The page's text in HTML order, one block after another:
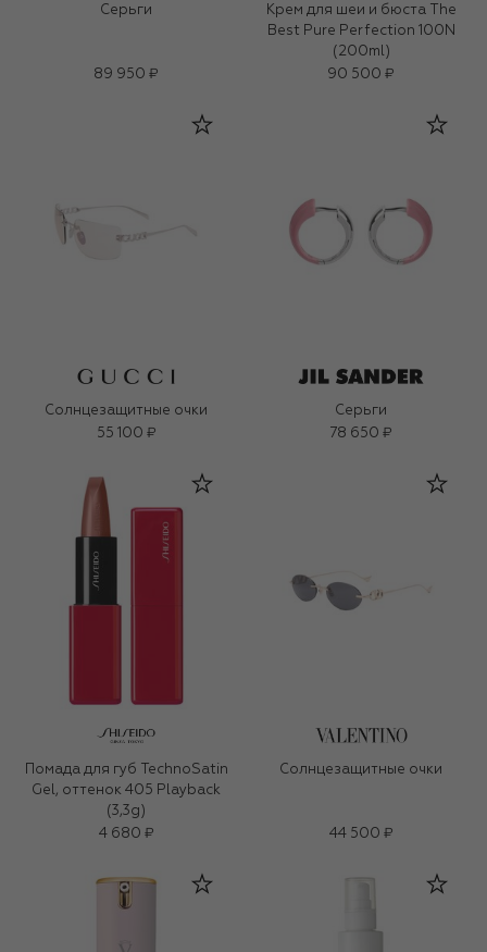
Серьги
89 950 ₽
Крем для шеи и бюста The
Best Pure Perfection 100N
(200ml)
90 500 ₽
Солнцезащитные очки
55 100 ₽
Серьги
78 650 ₽
Помада для губ TechnoSatin
Gel, оттенок 405 Playback
(3,3g)
4 680 ₽
Солнцезащитные очки
44 500 ₽